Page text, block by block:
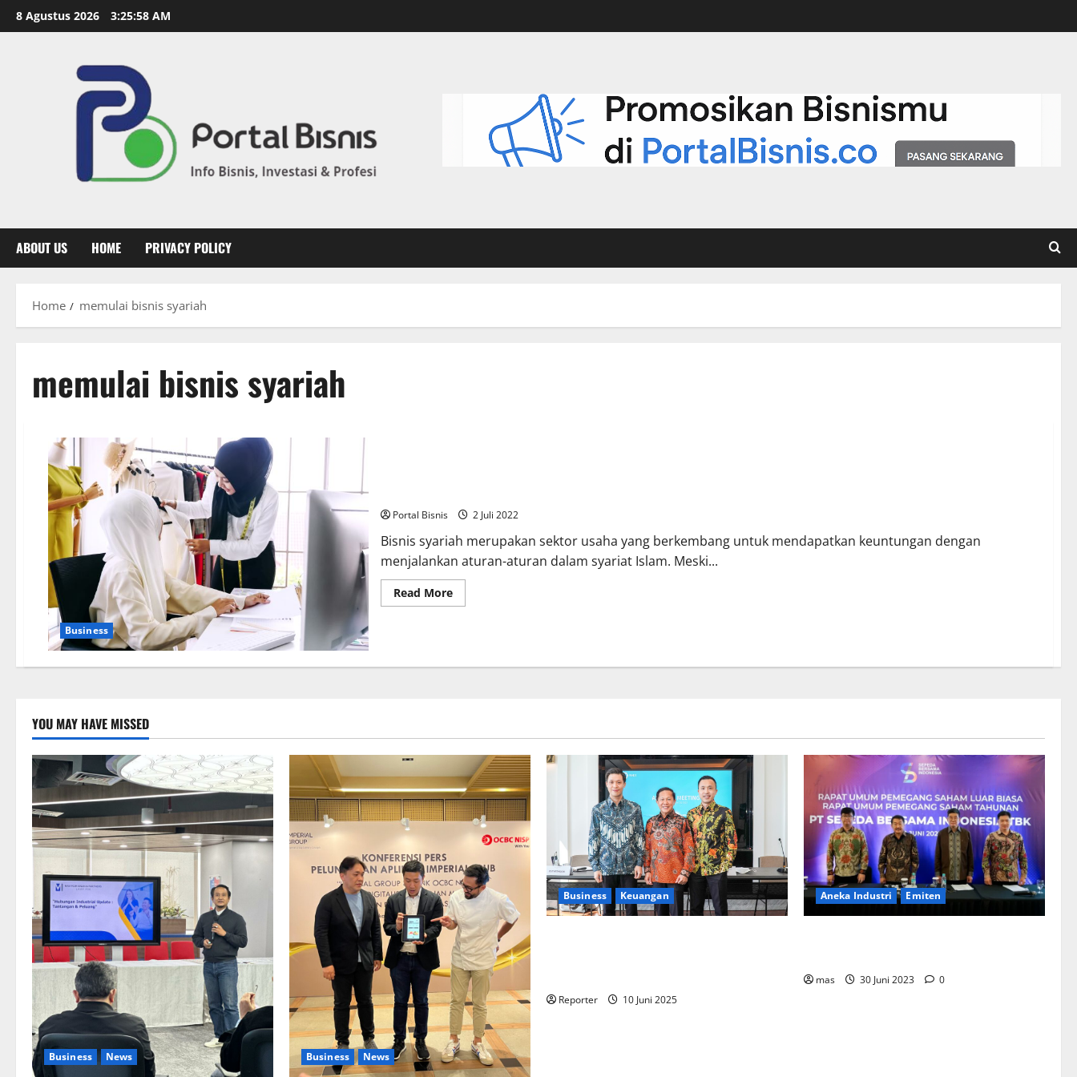
8 Agustus 2026 3:25:58 AM
ABOUT US HOME PRIVACY POLICY
Home memulai bisnis syariah
memulai bisnis syariah
Business
Portal Bisnis 2 Juli 2022
Bisnis syariah merupakan sektor usaha yang berkembang untuk mendapatkan keuntungan dengan
menjalankan aturan-aturan dalam syariat Islam. Meski...
Read More
YOU MAY HAVE MISSED
Business News Business News
Business Keuangan
Reporter 10 Juni 2025
Aneka Industri Emiten
mas 30 Juni 2023 0